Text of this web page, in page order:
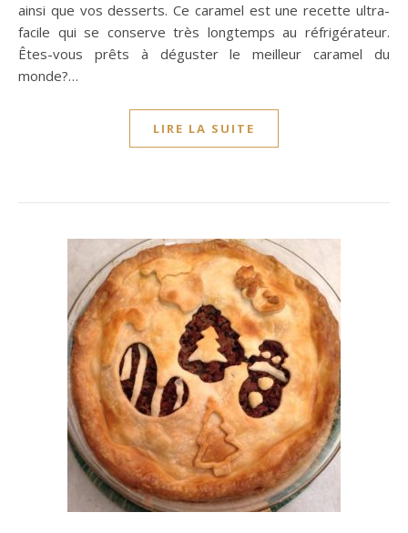
ainsi que vos desserts. Ce caramel est une recette ultra-
facile qui se conserve très longtemps au réfrigérateur.
Êtes-vous prêts à déguster le meilleur caramel du
monde?…
LIRE LA SUITE